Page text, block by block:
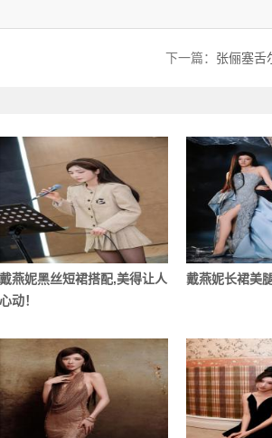
下一篇： 张俪塞舌
戴燕妮黑丝短裙搭配,美得让人
心动！
戴燕妮长裙美